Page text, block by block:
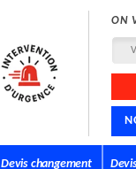
ON
Devis changement